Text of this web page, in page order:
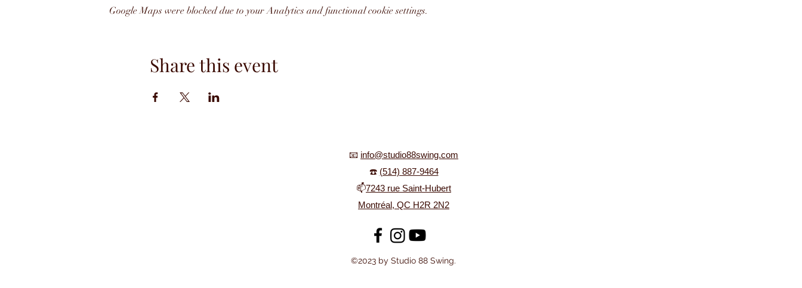
Google Maps were blocked due to your Analytics and functional cookie settings.
Share this event
📧 info@studio88swing.com
☎️ (514) 887-9464
📫7243 rue Saint-Hubert
Montréal, QC H2R 2N2
©2023 by Studio 88 Swing.